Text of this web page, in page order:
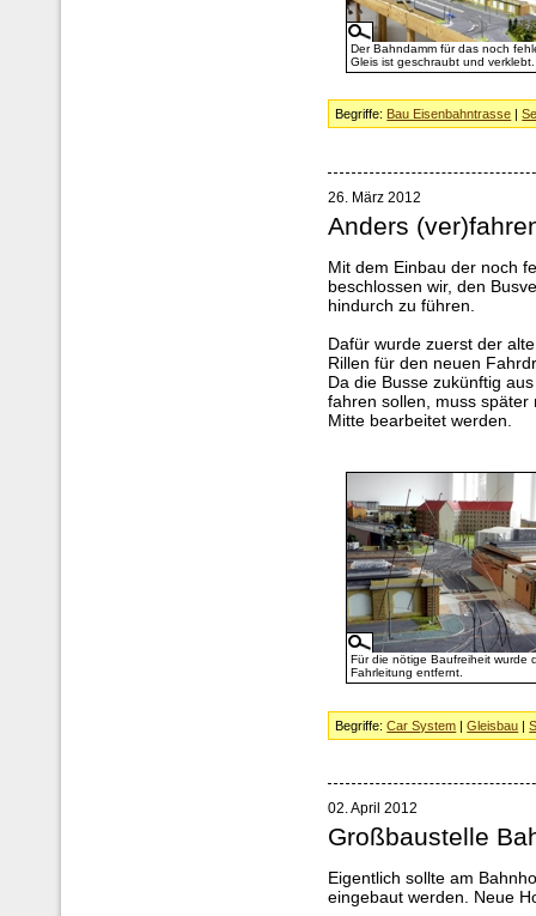
Der Bahndamm für das noch
Gleis ist geschraubt und verklebt.
Begriffe: Bau Eisenbahntrasse |
26. März 2012
Anders
Mit dem Einbau der noch
beschlossen wir, den
hindurch zu führen.
Dafür wurde zuerst der
Rillen für den neuen
Da die Busse zukünftig
fahren sollen, muss
Mitte bearbeitet werden.
Für die nötige Baufreiheit wurde
Fahrleitung entfernt.
Begriffe:Car System |Gleisbau |
02. April 2012
Großbaustelle
Eigentlich sollte am
eingebaut werden. Neue